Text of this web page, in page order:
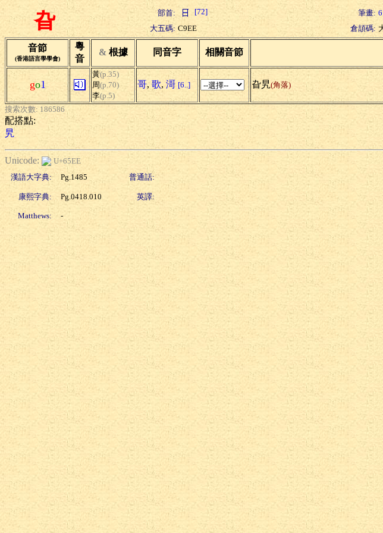
旮 部首: [72] 筆畫: 6
大五碼: C9EE 倉頡碼:
音節
(香港語言學學會)
粵
音
& 根據 同音字 相關音節
go1
黃(p.35)
周(p.70)
李(p.5)
哥, 歌, 滒 [6..] 旮旯 (角落)
搜索次數: 186586
配搭點:
旯
Unicode:
U+65EE
漢語大字典:
Pg.1485 普通話:
康熙字典: Pg.0418.010 英譯:
Matthews: -